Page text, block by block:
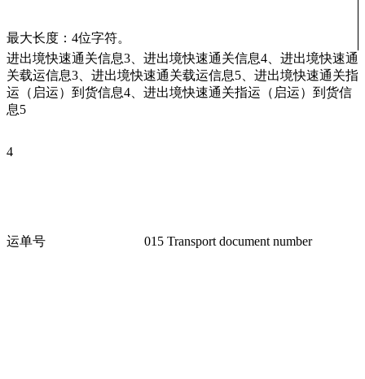
最大长度：4位字符。
进出境快速通关信息3、进出境快速通关信息4、进出境快速通
关载运信息3、进出境快速通关载运信息5、进出境快速通关指
运（启运）到货信息4、进出境快速通关指运（启运）到货信
息5
4
运单号 015 Transport document number